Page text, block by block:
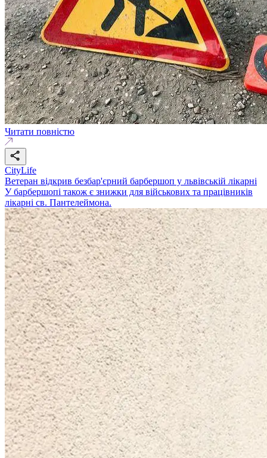
Читати повністю
CityLife
Ветеран відкрив безбар'єрний барбершоп у львівській лікарні
У барбершопі також є знижки для військових та працівників
лікарні св. Пантелеймона.